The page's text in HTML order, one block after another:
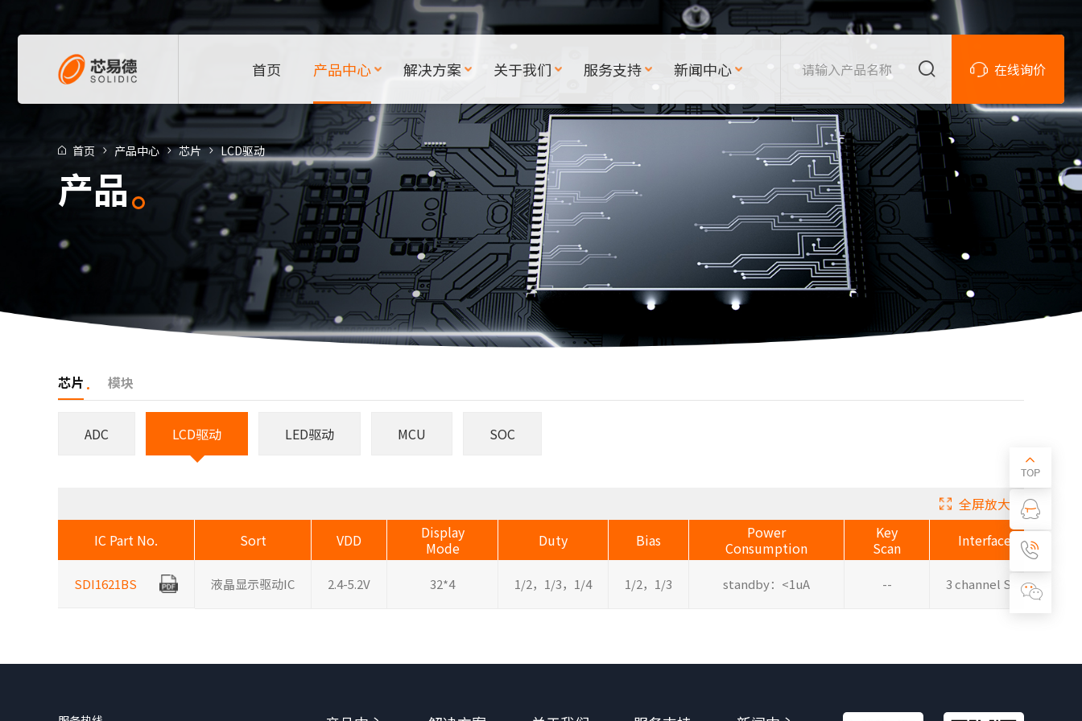
在线询价
首页 产品中心 解决方案 关于我们 服务支持 新闻中心
首页 产品中心 芯片 LCD驱动
产品
芯片 模块
ADC LCD驱动 LED驱动 MCU SOC
全屏放大
IC Part No.
Sort VDD
Display
Mode
Duty Bias
Power
Consumption
Key
Scan
Interface
SDI1621BS 液晶显示驱动IC 2.4-5.2V 32*4 1/2，1/3，1/4 1/2，1/3 standby：<1uA -- 3 channel SPI